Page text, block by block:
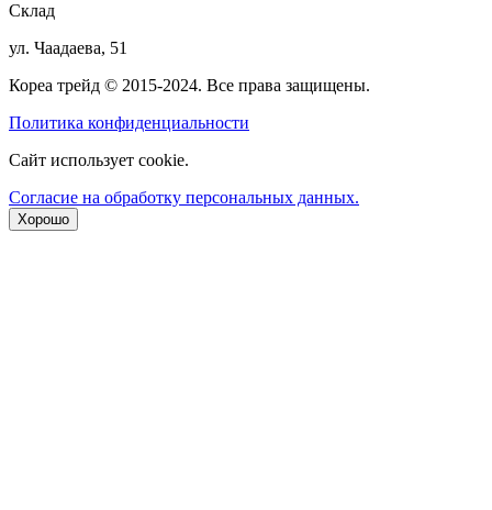
Склад
ул. Чаадаева, 51
Кореа трейд © 2015-2024. Все права защищены.
Политика конфиденциальности
Сайт использует cookie.
Согласие на обработку персональных данных.
Хорошо